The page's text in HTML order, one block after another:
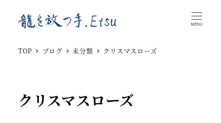
MENU
TOP ブログ 未分類 クリスマスローズ
クリスマスローズ